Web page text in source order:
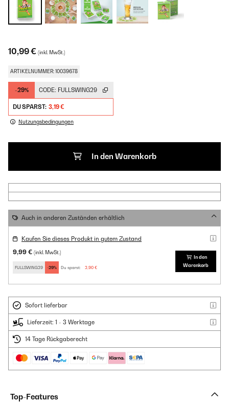
10,99 € (inkl. MwSt.)
ARTIKELNUMMER: 10039678
-29% CODE: FULLSWING29
DU SPARST: 3,19 €
Nutzungsbedingungen
In den Warenkorb
Auch in anderen Zuständen erhältlich
Kaufen Sie dieses Produkt in gutem Zustand
9,99 € (inkl. MwSt.)
FULLSWING29 -29% Du sparst: 2,90 €
In den
Warenkorb
Sofort lieferbar
Lieferzeit: 1 - 3 Werktage
14 Tage Rückgaberecht
Top-Features